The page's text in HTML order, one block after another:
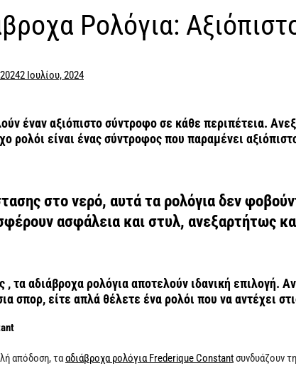
Ρολόγια:
2 Ιουλίου, 2024
έναν αξιόπιστο σύντροφο σε κάθε περιπέτεια.
ρολόι είναι ένας σύντροφος που παραμένει
στο νερό, αυτά τα ρολόγια δεν
ασφάλεια και στυλ, ανεξαρτήτως
, τα αδιάβροχα ρολόγια αποτελούν ιδανική
σπορ, είτε απλά θέλετε ένα ρολόι που να αντέχει
απόδοση, τααδιάβροχα ρολόγια Frederique Constantσυνδυάζουν